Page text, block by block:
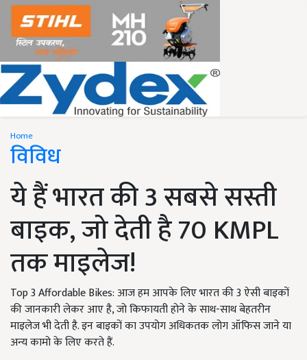
Home
विविध
ये हैं भारत की 3 सबसे सस्ती
बाइक, जो देती है 70 KMPL
तक माइलेज!
Top 3 Affordable Bikes: आज हम आपके लिए भारत की 3 ऐसी बाइकों
की जानकारी लेकर आए है, जो किफायती होने के साथ-साथ बेहतरीन
माइलेज भी देती है. इन बाइकों का उपयोग अधिकतक लोग ऑफिस जाने या
अन्य कामो के लिए करते हैं.